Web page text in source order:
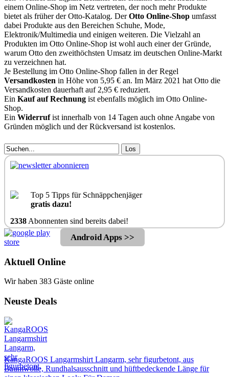
einem Online-Shop im Netz vertreten, der noch mehr Produkte
bietet als früher der Otto-Katalog. DerOtto Online-Shop umfasst
dabei Produkte aus den Bereichen Schuhe, Mode,
Elektronik/Multimedia und einigen weiteren. Die Vielzahl an
Produkten im Otto Online-Shop ist wohl auch einer der Gründe,
warum Otto den zweithöchsten Umsatz im deutschen Online-Markt
zu verzeichnen hat.
Je Bestellung im Otto Online-Shop fallen in der Regel
Versandkosten in Höhe von 5,95 € an. Im März 2021 hat Otto die
Versandkosten dauerhaft auf 2,95 € reduziert.
Ein Kauf auf Rechnung ist ebenfalls möglich im Otto Online-
Shop.
Ein Widerrufist innerhalb von 14 Tagen auch ohne Angabe von
Gründen möglich und der Rückversand ist kostenlos.
Los
Top 5 Tipps für Schnäppchenjäger
gratis dazu!
2338 Abonnenten sind bereits dabei!
Android Apps >>
Aktuell Online
Wir haben 383 Gäste online
Neuste Deals
KangaROOS Langarmshirt Langarm, sehr figurbetont, aus
Baumwolle, Rundhalsausschnitt und hüftbedeckende Länge für